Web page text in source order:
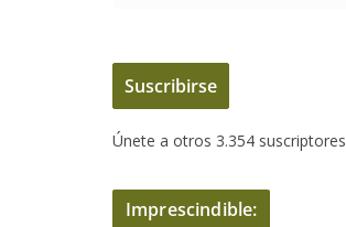
e
c
i
n
Suscribirse
Únete a otros 3.354 suscriptores
Imprescindible: